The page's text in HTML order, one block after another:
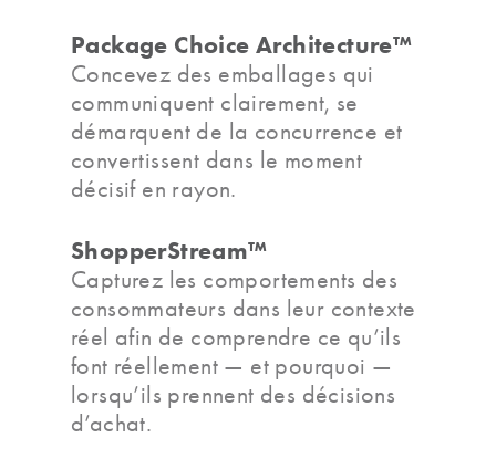
Package Choice Architecture™
Concevez des emballages qui
communiquent clairement, se
démarquent de la concurrence et
convertissent dans le moment
décisif en rayon.
ShopperStream™
Capturez les comportements des
consommateurs dans leur contexte
réel afin de comprendre ce qu’ils
font réellement — et pourquoi —
lorsqu’ils prennent des décisions
d’achat.